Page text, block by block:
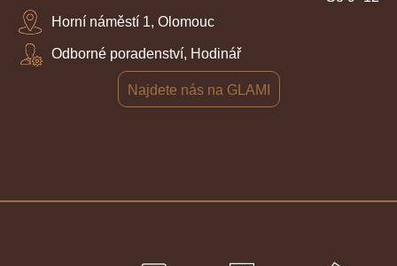
Horní náměstí 1, Olomouc
Odborné poradenství, Hodinář
Najdete nás na GLAMI